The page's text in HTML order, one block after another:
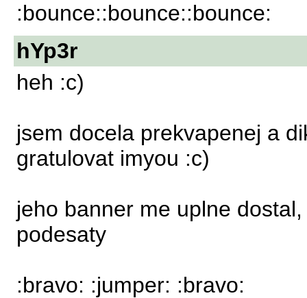
:bounce::bounce::bounce:
hYp3r
heh :c)
jsem docela prekvapenej a
gratulovat imyou :c)
jeho banner me uplne
podesaty
:bravo: :jumper: :bravo: